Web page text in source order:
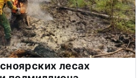
лесах